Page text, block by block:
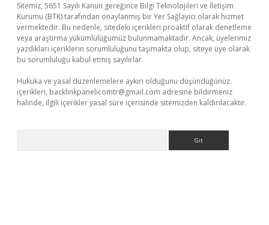
Sitemiz, 5651 Sayılı Kanun gereğince Bilgi Teknolojileri ve İletişim
Kurumu (BTK) tarafından onaylanmış bir Yer Sağlayıcı olarak hizmet
vermektedir. Bu nedenle, sitedeki içerikleri proaktif olarak denetleme
veya araştırma yükümlülüğümüz bulunmamaktadır. Ancak, üyelerimiz
yazdıkları içeriklerin sorumluluğunu taşımakta olup, siteye üye olarak
bu sorumluluğu kabul etmiş sayılırlar.
Hukuka ve yasal düzenlemelere aykırı olduğunu düşündüğünüz
içerikleri, backlinkpanelicomtr@gmail.com adresine bildirmeniz
halinde, ilgili içerikler yasal süre içerisinde sitemizden kaldırılacaktır.